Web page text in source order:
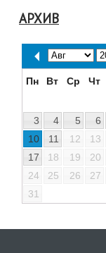
АРХИВ
Пн Вт Ср Чт
3
4 5 6
10
11 12 13
17
18 19 20
24
25 26 27
31